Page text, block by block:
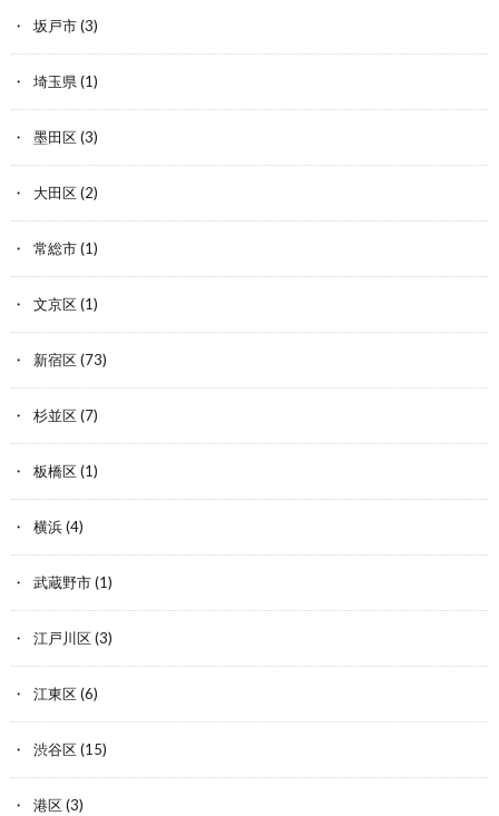
坂戸市(3)
埼玉県(1)
墨田区(3)
大田区(2)
常総市(1)
文京区(1)
新宿区(73)
杉並区(7)
板橋区(1)
横浜(4)
武蔵野市(1)
江戸川区(3)
江東区(6)
渋谷区(15)
港区(3)